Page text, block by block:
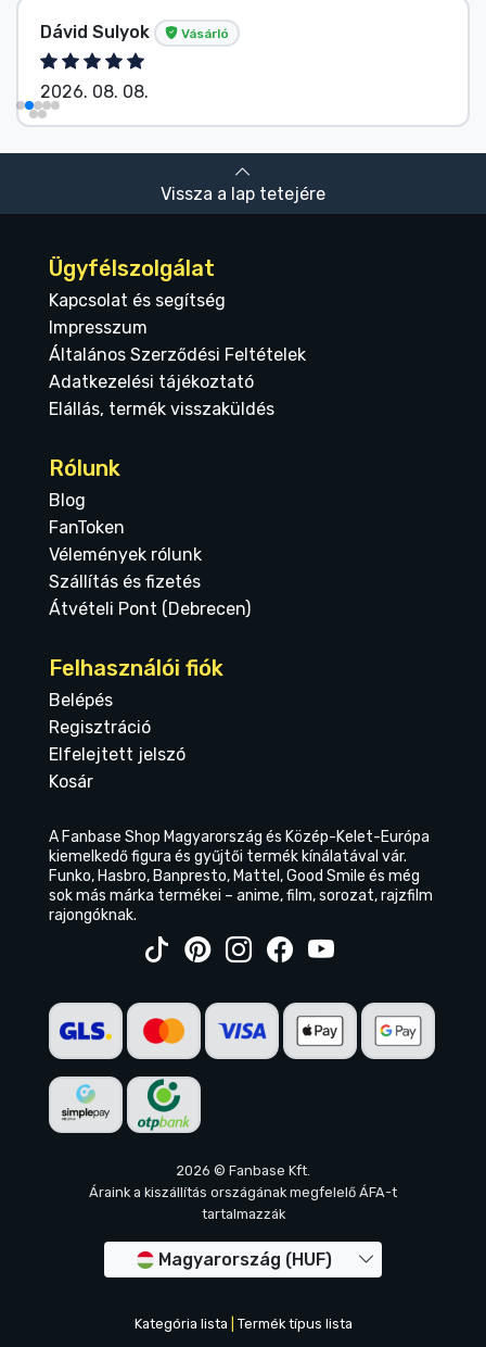
Dávid Sulyok Vásárló
2026. 08. 08.
Vissza a lap tetejére
Ügyfélszolgálat
Kapcsolat és segítség
Impresszum
Általános Szerződési Feltételek
Adatkezelési tájékoztató
Elállás, termék visszaküldés
Rólunk
Blog
FanToken
Vélemények rólunk
Szállítás és fizetés
Átvételi Pont (Debrecen)
Felhasználói fiók
Belépés
Regisztráció
Elfelejtett jelszó
Kosár
A Fanbase Shop Magyarország és Közép-Kelet-Európa
kiemelkedő figura és gyűjtői termék kínálatával vár.
Funko, Hasbro, Banpresto, Mattel, Good Smile és még
sok más márka termékei – anime, film, sorozat, rajzfilm
rajongóknak.
2026 © Fanbase Kft.
Áraink a kiszállítás országának megfelelő ÁFA-t
tartalmazzák
Magyarország (HUF)
Kategória lista Termék típus lista